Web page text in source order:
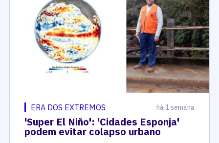
ERA DOS EXTREMOS há 1 semana
'Super El Niño': 'Cidades Esponja'
podem evitar colapso urbano